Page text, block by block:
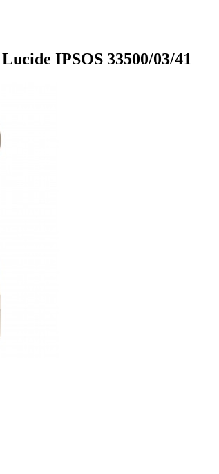
IPSOS 33500/03/41